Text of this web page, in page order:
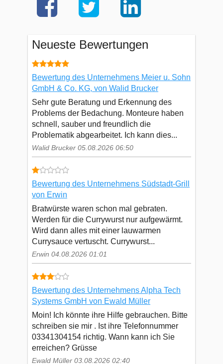
Neueste Bewertungen
Bewertung des Unternehmens Meier u. Sohn
GmbH & Co. KG, von Walid Brucker
Sehr gute Beratung und Erkennung des
Problems der Bedachung. Monteure haben
schnell, sauber und freundlich die
Problematik abgearbeitet. Ich kann dies...
Walid Brucker 05.08.2026 06:50
Bewertung des Unternehmens Südstadt-Grill
von Erwin
Bratwürste waren schon mal gebraten.
Werden für die Currywurst nur aufgewärmt.
Wird dann alles mit einer lauwarmen
Currysauce vertuscht. Currywurst...
Erwin 04.08.2026 01:01
Bewertung des Unternehmens Alpha Tech
Systems GmbH von Ewald Müller
Moin! Ich könnte ihre Hilfe gebrauchen. Bitte
schreiben sie mir . Ist ihre Telefonnummer
03341304154 richtig. Wann kann ich Sie
erreichen? Grüsse
Ewald Müller 03.08.2026 02:40